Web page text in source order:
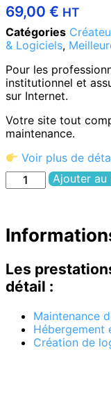
69,00 € HT
Catégories
& Logiciels,
Pour les
institutionnel et
sur Internet.
Votre site tout
maintenance.
Voir plus de
Ajouter au
Les
détail :
Maintenance
Hébergement
Création de